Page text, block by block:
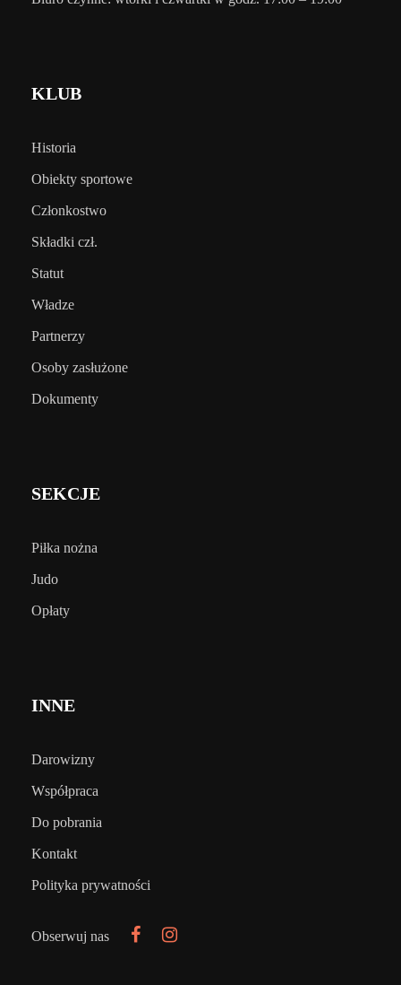
KLUB
Historia
Obiekty sportowe
Członkostwo
Składki czł.
Statut
Władze
Partnerzy
Osoby zasłużone
Dokumenty
SEKCJE
Piłka nożna
Judo
Opłaty
INNE
Darowizny
Współpraca
Do pobrania
Kontakt
Polityka prywatności
Obserwuj nas